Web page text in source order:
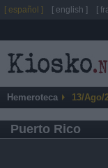
Hemeroteca 13/Ago/
Puerto Rico
[ español ] [ english ] [